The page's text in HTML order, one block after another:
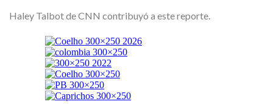
Haley Talbot de CNN contribuyó a este reporte.